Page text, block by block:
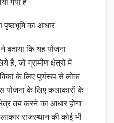
पृष्ठभूमि का आधार
बताया कि यह योजना
है, जो ग्रामीण क्षेत्रों में
के लिए पूर्णरूप से लोक
योजना के लिए कलाकारों के
तय करने का आधार होगा।
राजस्थान की कोई भी